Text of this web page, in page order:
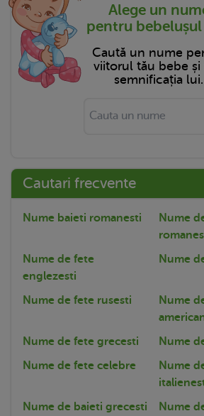
Alege un
pentru bebelușul
Caută un nume
viitorul tău bebe și
semnificația lui.
Cautari frecvente
Nume baieti romanesti
Nume
Nume de fete
englezesti
Nume
Nume de fete rusesti
Nume
Nume de fete grecesti
Nume
Nume de fete celebre
Nume
Nume de baieti grecesti
Nume